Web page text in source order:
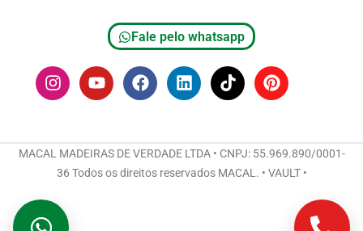
Fale pelo whatsapp
I
n
s
g
r
m
Y
o
u
b
e
F
a
c
o
o
L
i
n
d
i
T
i
k
k
P
i
n
r
e
MACAL MADEIRAS DE VERDADE LTDA • CNPJ: 55.969.890/0001-
36 Todos os direitos reservados MACAL. • VAULT •